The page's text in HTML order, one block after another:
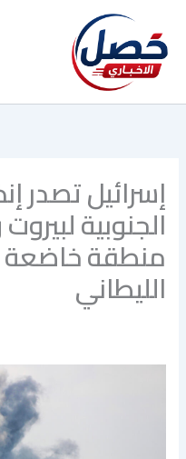
المحتوى
إسرائيل تصدر
الجنوبية
منطقة خاضعة
الليطاني